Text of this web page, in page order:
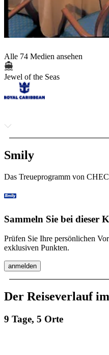
Alle 74 Medien ansehen
Jewel of the Seas
Smily
Das Treueprogramm von
Sammeln Sie bei dieser
Prüfen Sie Ihre persönlichen
exklusiven Punkten.
anmelden
Der Reiseverlauf
9 Tage, 5 Orte